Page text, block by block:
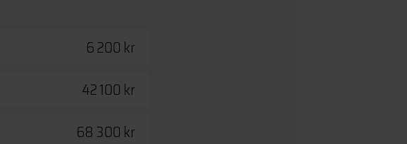
6 200 kr
42 100 kr
68 300 kr